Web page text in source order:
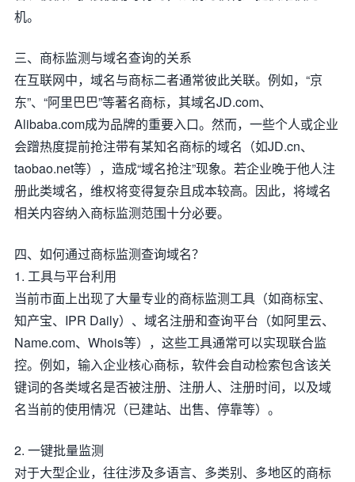
机。
三、商标监测与域名查询的关系
在互联网中，域名与商标二者通常彼此关联。例如，“京
东”、“阿里巴巴”等著名商标，其域名JD.com、
Alibaba.com成为品牌的重要入口。然而，一些个人或企业
会蹭热度提前抢注带有某知名商标的域名（如JD.cn、
taobao.net等），造成“域名抢注”现象。若企业晚于他人注
册此类域名，维权将变得复杂且成本较高。因此，将域名
相关内容纳入商标监测范围十分必要。
四、如何通过商标监测查询域名？
1. 工具与平台利用
当前市面上出现了大量专业的商标监测工具（如商标宝、
知产宝、IPR Daily）、域名注册和查询平台（如阿里云、
Name.com、Whois等），这些工具通常可以实现联合监
控。例如，输入企业核心商标，软件会自动检索包含该关
键词的各类域名是否被注册、注册人、注册时间，以及域
名当前的使用情况（已建站、出售、停靠等）。
2. 一键批量监测
对于大型企业，往往涉及多语言、多类别、多地区的商标